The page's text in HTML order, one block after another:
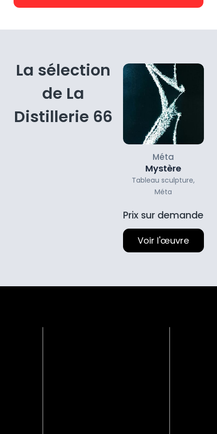
contente du choc visuel, Vile construit une illusion
durable, capable de transformer la perception
d’un lieu.
Aujourd’hui, l’artiste franchit un nouveau seuil : ses
œuvres quittent le mur pour entrer dans l’univers
Encore rares sur le marché
pièces portent en elles une double valeur : la
force d’un style déjà iconique et l’opportunité
d’acquérir un artiste au moment précis où sa cote
Vile ne propose pas simplement des tableaux : il
vertige de la 3D et la puissance d’un imaginaire
littéral comme au sens symbolique.
La sélection
de La
Distillerie 66
Méta
Mystère
Tableau sculpture,
Méta
Prix sur demande
Voir l'œuvre